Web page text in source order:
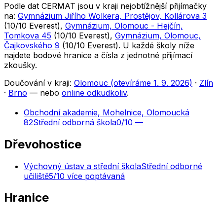
Podle dat CERMAT jsou v kraji nejobtížnější přijímačky
na: Gymnázium Jiřího Wolkera, Prostějov, Kollárova 3
(10/10 Everest), Gymnázium, Olomouc - Hejčín,
Tomkova 45 (10/10 Everest), Gymnázium, Olomouc,
Čajkovského 9 (10/10 Everest). U každé školy níže
najdete bodové hranice a čísla z jednotné přijímací
zkoušky.
Doučování v kraji: Olomouc (otevíráme 1. 9. 2026) · Zlín
· Brno — nebo online odkudkoliv.
Obchodní akademie, Mohelnice, Olomoucká
82Střední odborná škola0/10 —
Dřevohostice
Výchovný ústav a střední školaStřední odborné
učiliště5/10 více poptávaná
Hranice